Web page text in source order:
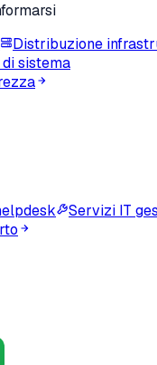
Distribuzione
sistema
Servizi IT